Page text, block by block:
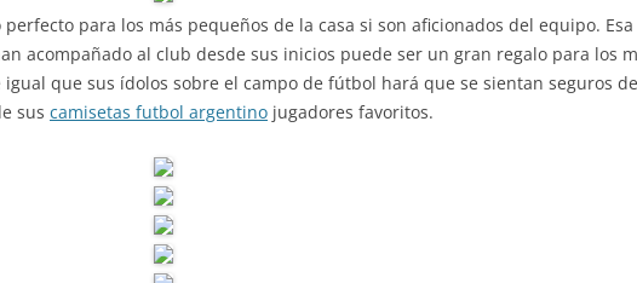
para los más pequeños de la casa si son aficionados del equipo.
acompañado al club desde sus inicios puede ser un gran regalo para los
que sus ídolos sobre el campo de fútbol hará que se sientan seguros
sus camisetas futbol argentino jugadores favoritos.